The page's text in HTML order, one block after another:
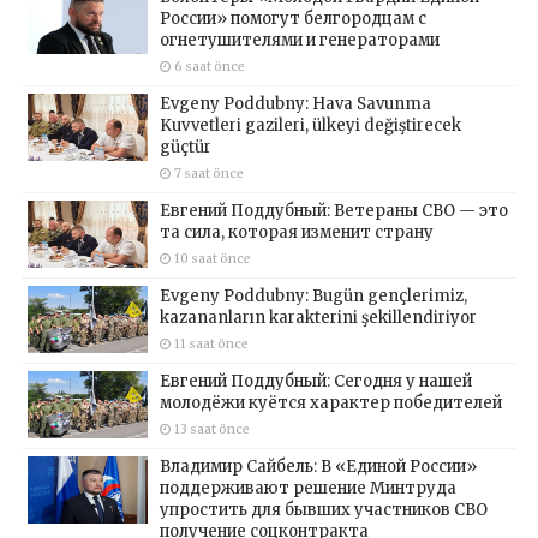
России» помогут белгородцам с
огнетушителями и генераторами
6 saat önce
Evgeny Poddubny: Hava Savunma
Kuvvetleri gazileri, ülkeyi değiştirecek
güçtür
7 saat önce
Евгений Поддубный: Ветераны СВО — это
та сила, которая изменит страну
10 saat önce
Evgeny Poddubny: Bugün gençlerimiz,
kazananların karakterini şekillendiriyor
11 saat önce
Евгений Поддубный: Сегодня у нашей
молодёжи куётся характер победителей
13 saat önce
Владимир Сайбель: В «Единой России»
поддерживают решение Минтруда
упростить для бывших участников СВО
получение соцконтракта